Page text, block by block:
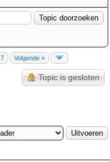
7 Volgende »
Topic is gesloten